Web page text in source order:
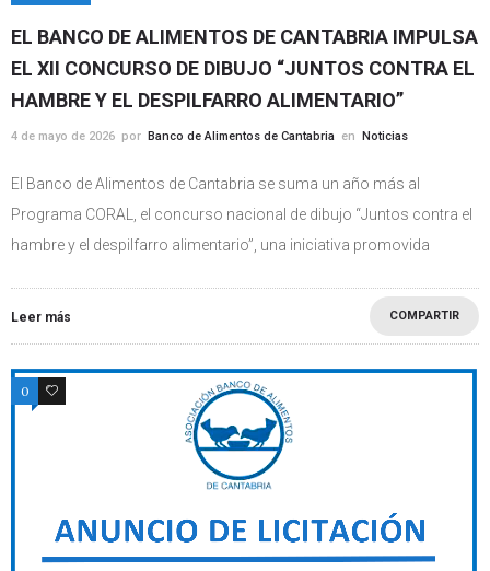
EL BANCO DE ALIMENTOS DE CANTABRIA IMPULSA
EL XII CONCURSO DE DIBUJO “JUNTOS CONTRA EL
HAMBRE Y EL DESPILFARRO ALIMENTARIO”
4 de mayo de 2026 por Banco de Alimentos de Cantabria en Noticias
El Banco de Alimentos de Cantabria se suma un año más al
Programa CORAL, el concurso nacional de dibujo “Juntos contra el
hambre y el despilfarro alimentario”, una iniciativa promovida
Leer más COMPARTIR
0 0